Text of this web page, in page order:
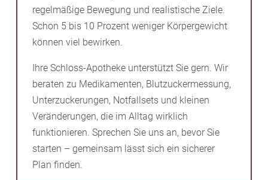
regelmäßige Bewegung und realistische Ziele.
Schon 5 bis 10 Prozent weniger Körpergewicht
können viel bewirken.
Ihre Schloss-Apotheke unterstützt Sie gern. Wir
beraten zu Medikamenten, Blutzuckermessung,
Unterzuckerungen, Notfallsets und kleinen
Veränderungen, die im Alltag wirklich
funktionieren. Sprechen Sie uns an, bevor Sie
starten – gemeinsam lässt sich ein sicherer
Plan finden.